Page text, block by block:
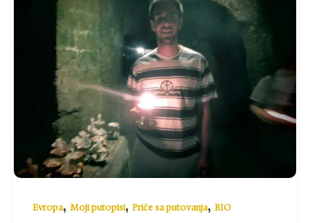
Evropa, Moji putopisi, Priče sa putovanja, RIO